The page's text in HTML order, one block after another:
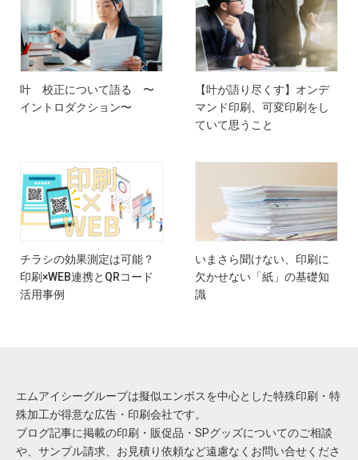
叶 校正について語る 〜
イントロダクション〜
【叶が語り尽くす】オンデ
マンド印刷、可変印刷をし
ていて思うこと
チラシの効果測定は可能？
印刷×WEB連携とQRコード
活用事例
いまさら聞けない、印刷に
欠かせない「紙」の基礎知
識
エムアイシーグループは擬似エンボスを中心とした特殊印刷・特
殊加工が得意な広告・印刷会社です。
ブログ記事に掲載の印刷・販促品・SPグッズについてのご相談
や、サンプル請求、お見積り依頼など遠慮なくお問い合せくださ